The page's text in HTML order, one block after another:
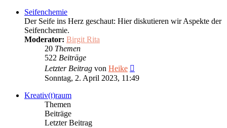
Seifenchemie
Der Seife ins Herz geschaut: Hier diskutieren wir Aspekte der
Seifenchemie.
Moderator: Birgit Rita
20 Themen
522 Beiträge
Letzter Beitrag von Heike
Beitrag
Sonntag, 2. April 2023, 11:49
Kreativ(t)raum
Themen
Beiträge
Letzter Beitrag